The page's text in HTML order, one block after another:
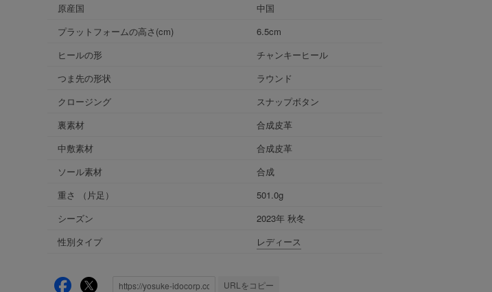
原産国
中国
プラットフォームの高さ(cm)
6.5cm
ヒールの形
チャンキーヒール
つま先の形状
ラウンド
クロージング
スナップボタン
裏素材
合成皮革
中敷素材
合成皮革
ソール素材
合成
重さ
（片足）
501.0g
シーズン
2023年 秋冬
性別タイプ
レディース
URLをコピー